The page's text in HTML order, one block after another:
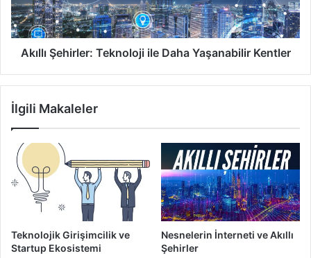
Kentler
Akıllı Şehirler: Teknoloji ile Daha Yaşanabilir Kentler
İlgili Makaleler
Teknolojik Girişimcilik ve
Startup Ekosistemi
Nesnelerin İnterneti ve Akıllı
Şehirler